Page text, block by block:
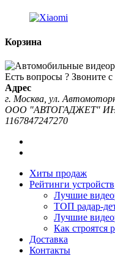
Корзина
Есть вопросы ? Звоните
Адрес
г. Москва, ул.
ООО "АВТОГАДЖЕТ"
1167847247270
Хиты продаж
Рейтинги устройств
Лучшие
ТОП радар-
Лучшие
Как строятся
Доставка
Контакты